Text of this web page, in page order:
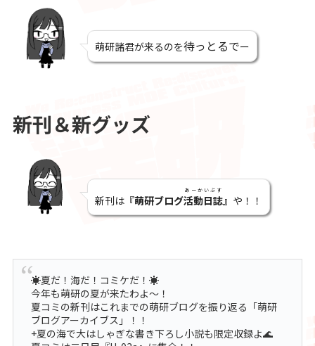
萌研諸君が来るのを待っとるでー
新刊＆新グッズ
新刊は 『萌研ブログ活動日誌
あーかいぶす
』 や！！
☀️夏だ！海だ！コミケだ！☀️
今年も萌研の夏が来たわよ～！
夏コミの新刊はこれまでの萌研ブログを振り返る「萌研
ブログアーカイブス」！！
+夏の海で大はしゃぎな書き下ろし小説も限定収録よ🌊